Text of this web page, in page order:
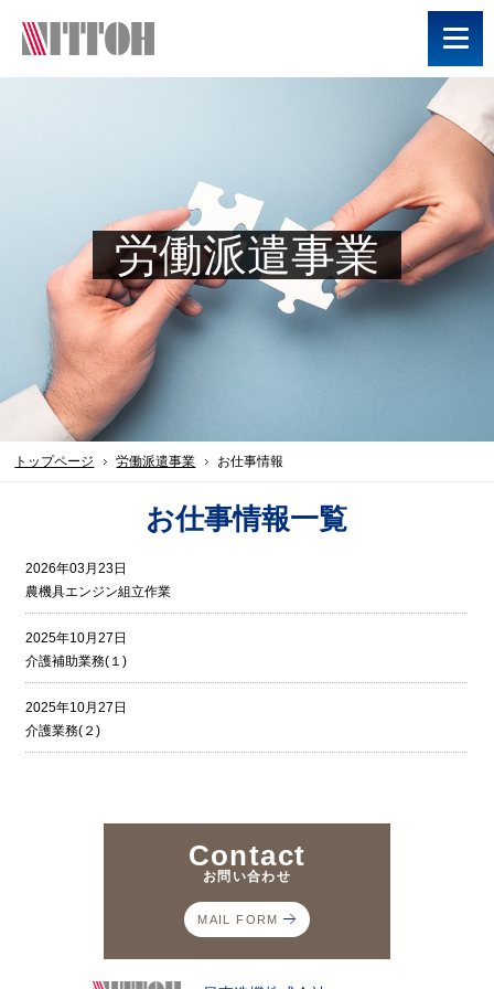
労働派遣事業
トップページ 労働派遣事業 お仕事情報
お仕事情報一覧
2026年03月23日
農機具エンジン組立作業
2025年10月27日
介護補助業務(１)
2025年10月27日
介護業務(２)
Contact
お問い合わせ
MAIL FORM